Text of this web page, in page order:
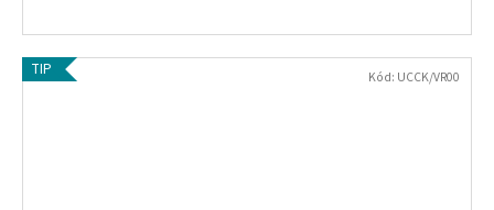
TIP Kód: UCCK/VR00